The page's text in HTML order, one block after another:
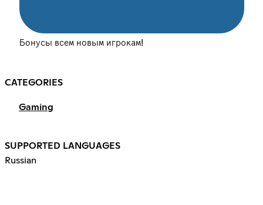
Бонусы всем новым игрокам!
CATEGORIES
Gaming
SUPPORTED LANGUAGES
Russian